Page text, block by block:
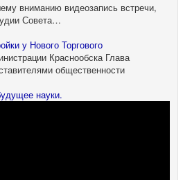
вниманию видеозапись встречи,
Совета…
у Нового Торгового
Краснообска Глава
общественности
науки.